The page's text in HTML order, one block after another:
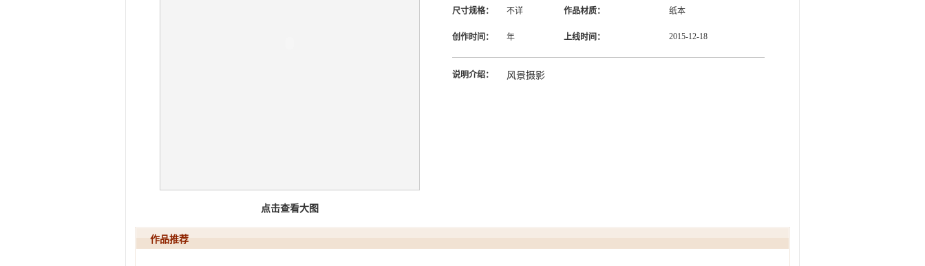
点击查看大图
尺寸规格： 不详 作品材质： 纸本
创作时间： 年 上线时间： 2015-12-18
说明介绍： 风景摄影
作品推荐